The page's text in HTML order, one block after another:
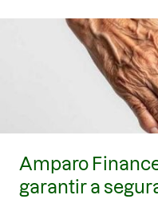
Amparo
garantir a